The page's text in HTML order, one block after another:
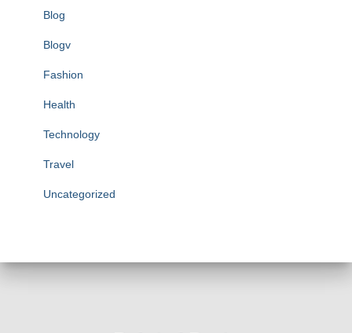
Blog
Blogv
Fashion
Health
Technology
Travel
Uncategorized